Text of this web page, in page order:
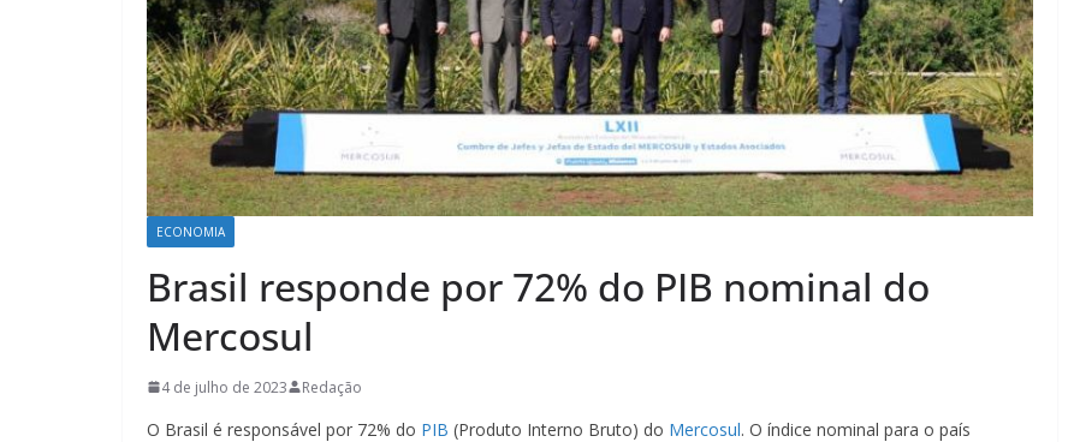
ECONOMIA
Brasil responde por 72% do PIB nominal do
Mercosul
4 de julho de 2023 Redação
O Brasil é responsável por 72% do PIB (Produto Interno Bruto) do Mercosul. O índice nominal para o país